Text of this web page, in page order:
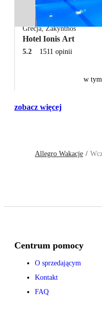
Grecja,Zakynthos
Hotel Ionis Art
5.2 1511 opinii
w
zobacz więcej
Allegro Wakacje
Centrum pomocy
O sprzedającym
Kontakt
FAQ